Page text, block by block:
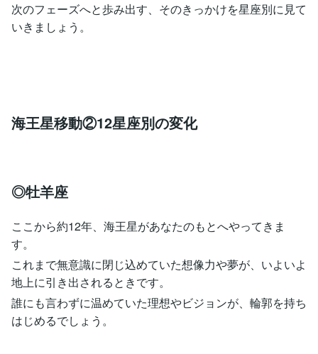
次のフェーズへと歩み出す、そのきっかけを星座別に見て
いきましょう。
海王星移動②12星座別の変化
◎牡羊座
ここから約12年、海王星があなたのもとへやってきま
す。
これまで無意識に閉じ込めていた想像力や夢が、いよいよ
地上に引き出されるときです。
誰にも言わずに温めていた理想やビジョンが、輪郭を持ち
はじめるでしょう。